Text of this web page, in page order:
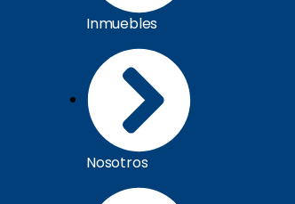
Inmuebles
Nosotros